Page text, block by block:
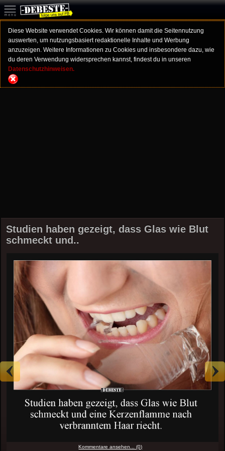
Diese Website verwendet Cookies. Wir können damit die Seitennutzung
auswerten, um nutzungsbasiert redaktionelle Inhalte und Werbung
anzuzeigen. Weitere Informationen zu Cookies und insbesondere dazu, wie
du deren Verwendung widersprechen kannst, findest du in unseren
Datenschutzhinweisen.
Studien haben gezeigt, dass Glas wie Blut
schmeckt und..
Kommentare ansehen... (0)